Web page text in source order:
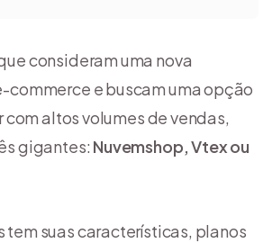
consideram uma nova
e buscam uma opção
altos volumes de vendas,
gigantes: Nuvemshop, Vtex ou
tem suas características, planos